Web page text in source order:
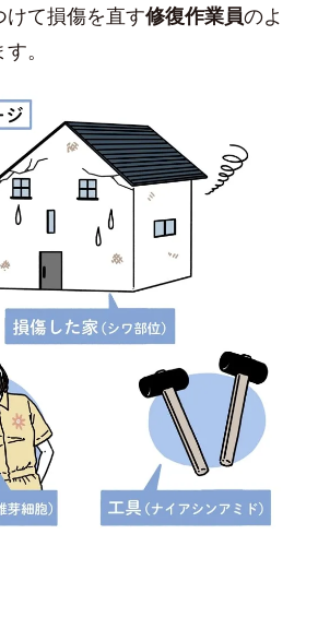
て損傷を直す修復作業員のよ
。